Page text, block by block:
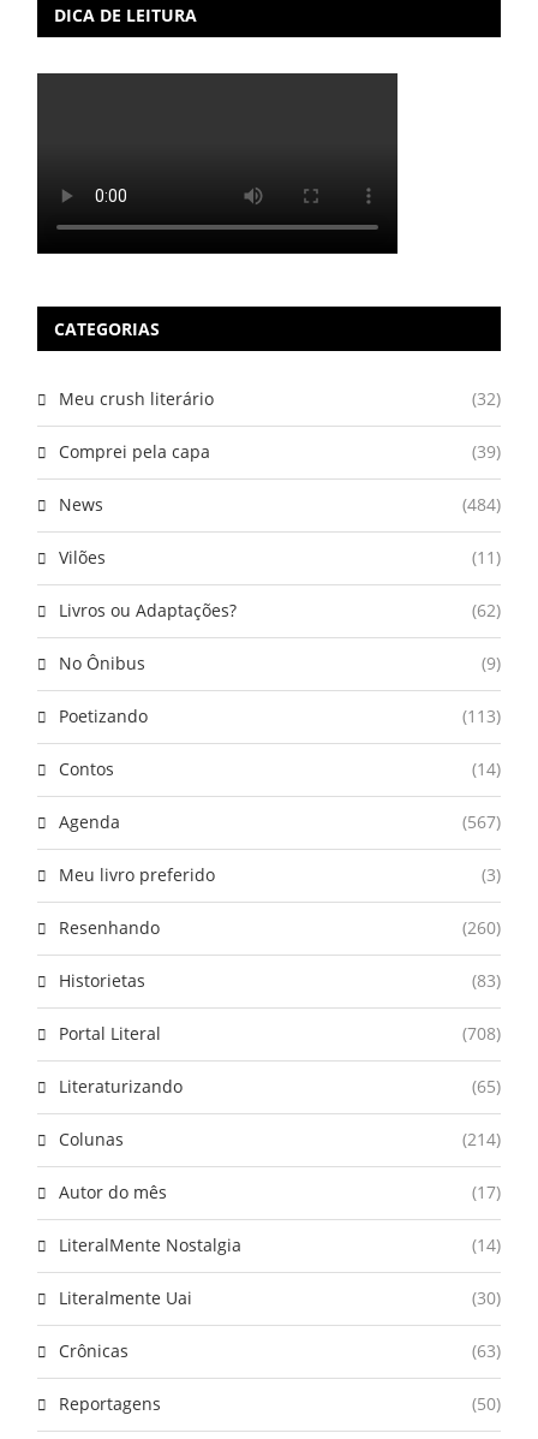
DICA DE LEITURA
CATEGORIAS
Meu crush literário (32)
Comprei pela capa (39)
News (484)
Vilões (11)
Livros ou Adaptações? (62)
No Ônibus (9)
Poetizando (113)
Contos (14)
Agenda (567)
Meu livro preferido (3)
Resenhando (260)
Historietas (83)
Portal Literal (708)
Literaturizando (65)
Colunas (214)
Autor do mês (17)
LiteralMente Nostalgia (14)
Literalmente Uai (30)
Crônicas (63)
Reportagens (50)